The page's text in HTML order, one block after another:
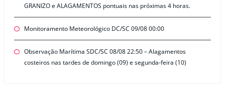
GRANIZO e ALAGAMENTOS pontuais nas próximas 4 horas.
Monitoramento Meteorológico DC/SC 09/08 00:00
Observação Marítima SDC/SC 08/08 22:50 – Alagamentos
costeiros nas tardes de domingo (09) e segunda-feira (10)